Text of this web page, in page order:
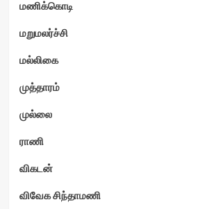
மணிக்கொடி
மறுமலர்ச்சி
மல்லிகை
முத்தாரம்
முல்லை
ராணி
விகடன்
விவேக சிந்தாமணி